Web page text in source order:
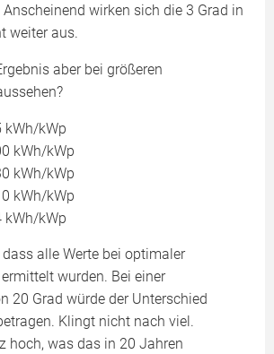
wirken sich die 3 Grad in
weiter aus.
aber bei größeren
kWh/kWp
kWh/kWp
kWh/kWp
kWh/kWp
kWh/kWp
alle Werte bei optimaler
wurden. Bei einer
20 Grad würde der Unterschied
Klingt nicht nach viel.
hoch, was das in 20 Jahren